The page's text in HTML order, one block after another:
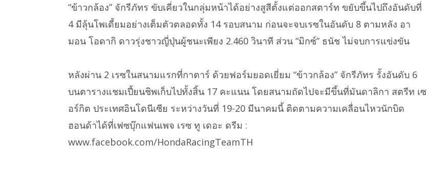
“ข้าวกล้อง” จักรีภัทร ขับเคี่ยวในกลุ่มหน้าได้อย่างสูสีตั้งแต่ออกสตาร์ท ขยับขึ้นไปถึงอันดับที่
4 มีลุ้นโพเดี้ยมอย่างเต็มตัวตลอดทั้ง 14 รอบสนาม ก่อนจะจบเรซในอันดับ 8 ตามหลัง อา
มอน โอดากิ ดาวรุ่งชาวญี่ปุ่นผู้ชนะเพียง 2.460 วินาที ส่วน “มิกซ์” ธนัช ไม่จบการแข่งขัน
หลังผ่าน 2 เรซในสนามแรกที่กาตาร์ ด้วยฟอร์มยอดเยี่ยม “ข้าวกล้อง” จักรีภัทร รั้งอันดับ 6
บนตารางแชมเปี้ยนชิพเก็บไปทั้งสิ้น 17 คะแนน โดยสนามถัดไปจะมีขึ้นที่มันดาลิกา สตรีท เซ
อร์กิต ประเทศอินโดนีเซีย ระหว่างวันที่ 19-20 มีนาคมนี้ ติดตามความเคลื่อนไหวนักบิด
ฮอนด้าได้ที่เฟซบุ๊กแฟนเพจ เรซ ทู เดอะ ดรีม :
www.facebook.com/HondaRacingTeamTH